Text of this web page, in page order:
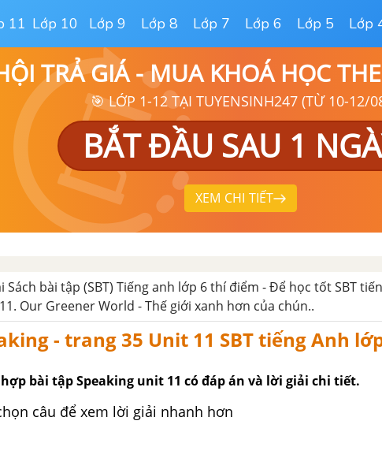
11 Lớp 10 Lớp 9 Lớp 8 Lớp 7 Lớp 6 Lớp 5 Lớp
TRẢ GIÁ - MUA KHOÁ HỌC
🎯 LỚP 1-12 TẠI TUYENSINH247 (TỪ 10-12/
BẮT ĐẦU SAU 1
XEM CHI TIẾT
Sách bài tập (SBT) Tiếng anh lớp 6 thí điểm - Để học tốt SBT
Our Greener World - Thế giới xanh hơn của chún..
- trang 35 Unit 11 SBT tiếng Anh
bài tập Speaking unit 11 có đáp án và lời giải chi tiết.
câu để xem lời giải nhanh hơn